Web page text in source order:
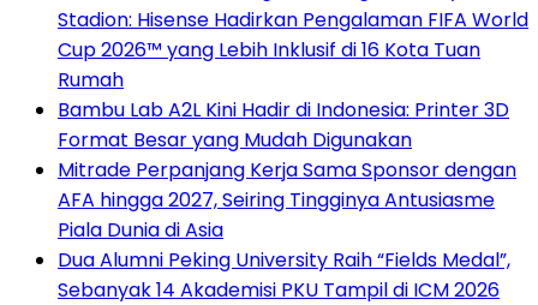
Stadion: Hisense Hadirkan Pengalaman FIFA World
Cup 2026™ yang Lebih Inklusif di 16 Kota Tuan
Rumah
Bambu Lab A2L Kini Hadir di Indonesia: Printer 3D
Format Besar yang Mudah Digunakan
Mitrade Perpanjang Kerja Sama Sponsor dengan
AFA hingga 2027, Seiring Tingginya Antusiasme
Piala Dunia di Asia
Dua Alumni Peking University Raih “Fields Medal”,
Sebanyak 14 Akademisi PKU Tampil di ICM 2026